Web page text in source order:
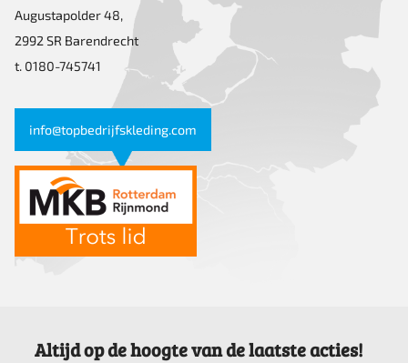
Augustapolder 48,
2992 SR Barendrecht
t. 0180-745741
info@topbedrijfskleding.com
Altijd op de hoogte van de laatste acties!